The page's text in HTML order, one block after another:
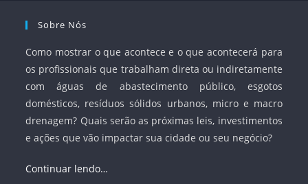
Sobre Nós
Como mostrar o que acontece e o que acontecerá para
os profissionais que trabalham direta ou indiretamente
com águas de abastecimento público, esgotos
domésticos, resíduos sólidos urbanos, micro e macro
drenagem? Quais serão as próximas leis, investimentos
e ações que vão impactar sua cidade ou seu negócio?
Continuar lendo…